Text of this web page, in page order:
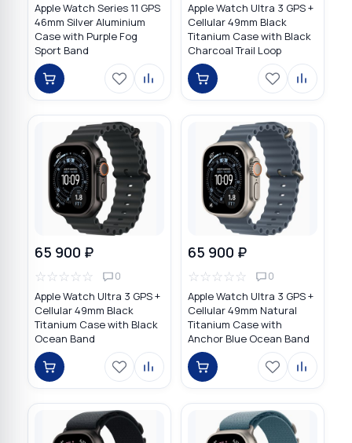
Apple Watch Series 11 GPS
46mm Silver Aluminium
Case with Purple Fog
Sport Band
Apple Watch Ultra 3 GPS +
Cellular 49mm Black
Titanium Case with Black
Charcoal Trail Loop
65 900 ₽
☆☆☆☆☆ 0
Apple Watch Ultra 3 GPS +
Cellular 49mm Black
Titanium Case with Black
Ocean Band
65 900 ₽
☆☆☆☆☆ 0
Apple Watch Ultra 3 GPS +
Cellular 49mm Natural
Titanium Case with
Anchor Blue Ocean Band